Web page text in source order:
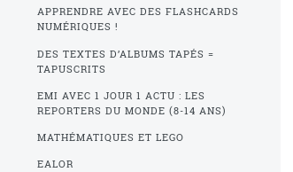
APPRENDRE AVEC DES FLASHCARDS
NUMÉRIQUES !
DES TEXTES D’ALBUMS TAPÉS =
TAPUSCRITS
EMI AVEC 1 JOUR 1 ACTU : LES
REPORTERS DU MONDE (8-14 ANS)
MATHÉMATIQUES ET LEGO
EALOR